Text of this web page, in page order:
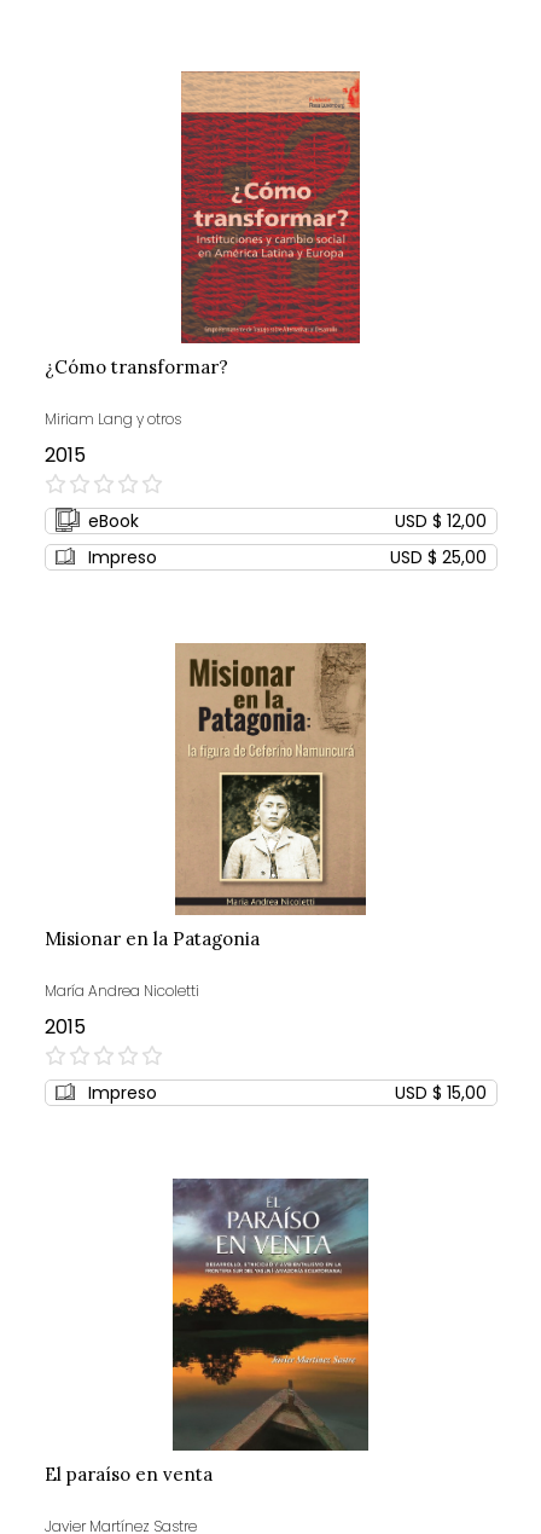
¿Cómo transformar?
Miriam Lang y otros
2015
0%
eBook
USD $ 12,00
Impreso
USD $ 25,00
Misionar en la Patagonia
María Andrea Nicoletti
2015
0%
Impreso USD $ 15,00
El paraíso en venta
Javier Martínez Sastre